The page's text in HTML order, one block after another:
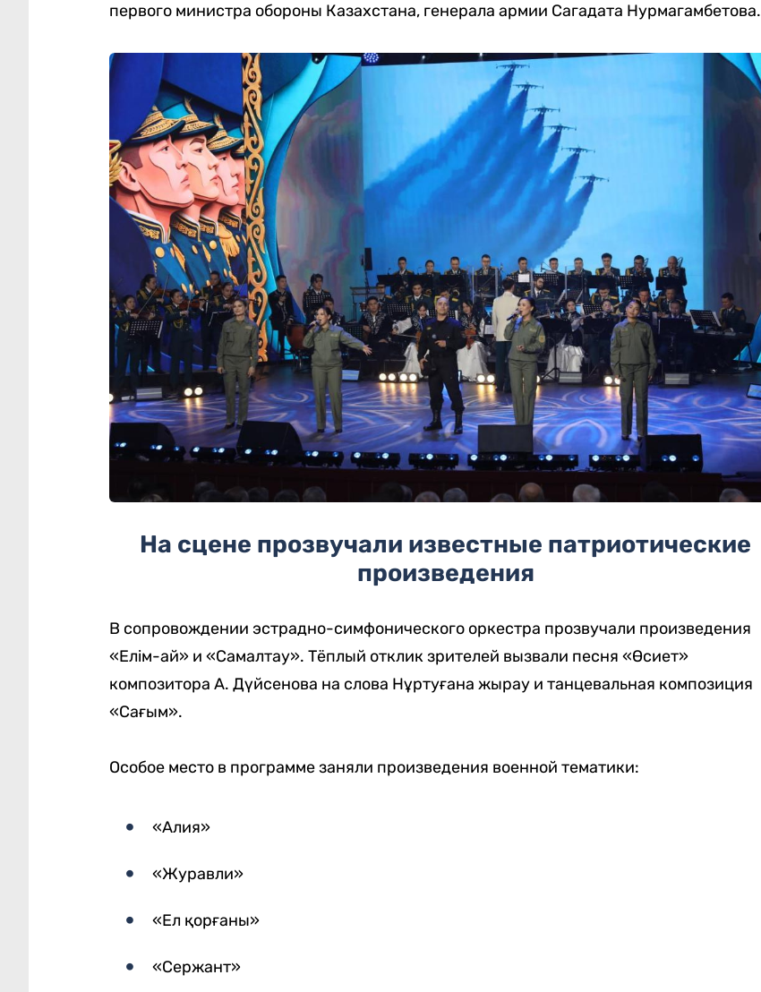
первого министра обороны Казахстана, генерала армии Сагадата Нурмагамбетова.
На сцене прозвучали известные патриотические
произведения
В сопровождении эстрадно-симфонического оркестра прозвучали произведения
«Елім-ай» и «Самалтау». Тёплый отклик зрителей вызвали песня «Өсиет»
композитора А. Дүйсенова на слова Нұртуғана жырау и танцевальная композиция
«Сағым».
Особое место в программе заняли произведения военной тематики:
«Алия»
«Журавли»
«Ел қорғаны»
«Сержант»